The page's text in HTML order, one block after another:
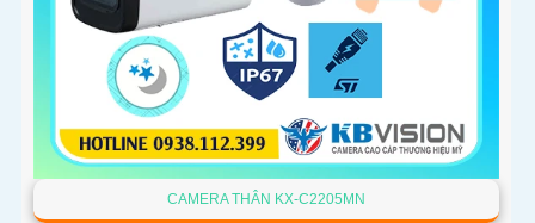
CAMERA THÂN KX-C2205MN